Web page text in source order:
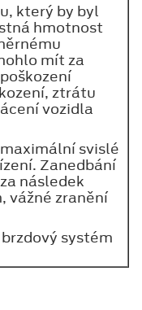
který by byl
hmotnost
mít za
ztrátu
vozidla
svislé
Zanedbání
následek
vážné zranění
systém